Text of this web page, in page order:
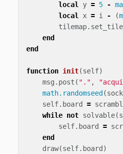
local y = 5 -
local x = i - (
tilemap. set_tile
end
end
function init(self)
msg . post ( "." ,
math.randomseed (
self. board =
while not solvable(
self. board =
end
draw(self. board )